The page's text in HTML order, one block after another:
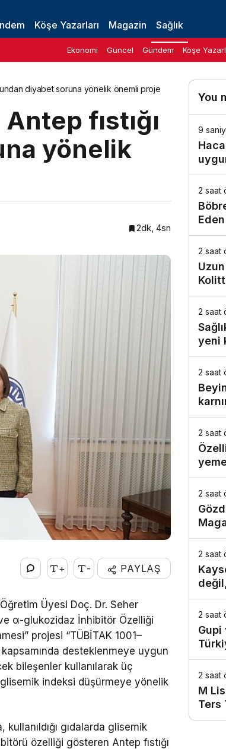
Köşe Yazarları Magazin Sağlık
Ekonomi Güncel Gündem Köşe
diyabet soruna yönelik önemli proje
fıstığı
yönelik
2dk, 4sn
+ - PAYLAŞ
Üyesi Doç. Dr. Seher
α-glukozidaz İnhibitör Özelliği
projesi “TÜBİTAK 1001–
desteklenmeye uygun
bileşenler kullanılarak üç
indeksi düşürmeye yönelik
gıdalarda glisemik
özelliği gösteren Antep fıstığı
You
9
2 saat
2 saat
Riski
2 saat
yeni
2 saat
2 saat
2 saat
2 saat
2 saat
Gupi
2 saat
M
Ters